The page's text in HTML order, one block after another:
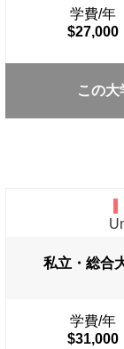
学費/年
$27,000
この
私立・総合
学費/年
$31,000